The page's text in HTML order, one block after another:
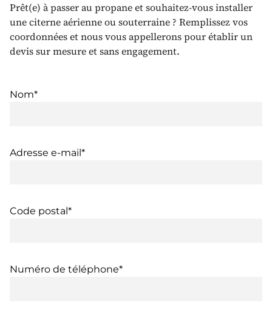
Prêt(e) à passer au propane et souhaitez-vous installer
une citerne aérienne ou souterraine ? Remplissez vos
coordonnées et nous vous appellerons pour établir un
devis sur mesure et sans engagement.
Nom*
Adresse e-mail*
Code postal*
Numéro de téléphone*